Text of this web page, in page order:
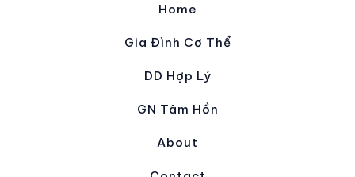
Home
Gia Đình Cơ Thể
DD Hợp Lý
GN Tâm Hồn
About